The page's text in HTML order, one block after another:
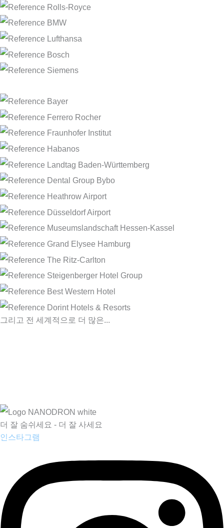
그리고 전 세계적으로 더 많은...
더 잘 숨쉬세요 - 더 잘 사세요
인스타그램